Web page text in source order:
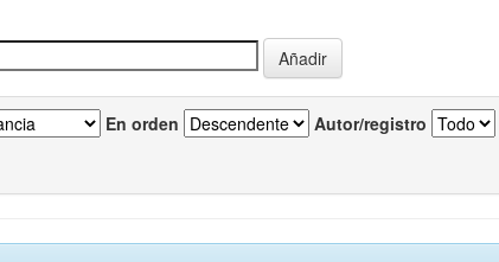
En orden Autor/registro